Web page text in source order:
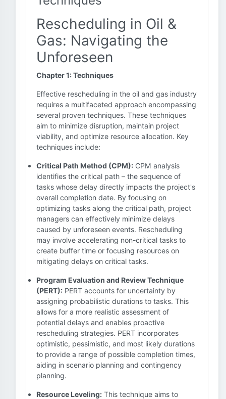
Rescheduling in Oil &
Gas: Navigating the
Unforeseen
Chapter 1: Techniques
Effective rescheduling in the oil and gas industry
requires a multifaceted approach encompassing
several proven techniques. These techniques
aim to minimize disruption, maintain project
viability, and optimize resource allocation. Key
techniques include:
Critical Path Method (CPM): CPM analysis
identifies the critical path – the sequence of
tasks whose delay directly impacts the project's
overall completion date. By focusing on
optimizing tasks along the critical path, project
managers can effectively minimize delays
caused by unforeseen events. Rescheduling
may involve accelerating non-critical tasks to
create buffer time or focusing resources on
mitigating delays on critical tasks.
Program Evaluation and Review Technique
(PERT): PERT accounts for uncertainty by
assigning probabilistic durations to tasks. This
allows for a more realistic assessment of
potential delays and enables proactive
rescheduling strategies. PERT incorporates
optimistic, pessimistic, and most likely durations
to provide a range of possible completion times,
aiding in scenario planning and contingency
planning.
Resource Leveling: This technique aims to